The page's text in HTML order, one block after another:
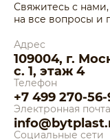
Свяжитесь с
на все вопросы и
Адрес
109004, г.
с. 1, этаж 4
Телефон
+7 499 270-56-
Электронная почта
Социальные сети